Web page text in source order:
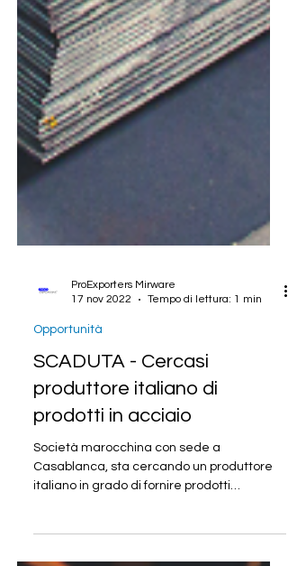
17 nov 2022
Opportunità
SCADUTA - Cercasi
produttore italiano di
prodotti in acciaio
Società marocchina con sede a
Casablanca, sta cercando un produttore
siderurgici come lamier...